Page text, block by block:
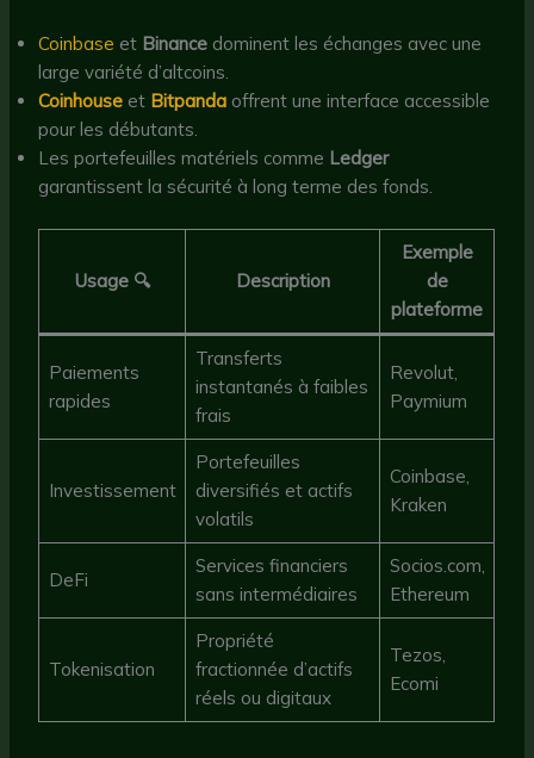
Coinbase et Binance dominent les échanges avec une
large variété d’altcoins.
Coinhouse et Bitpanda offrent une interface accessible
pour les débutants.
Les portefeuilles matériels comme Ledger
garantissent la sécurité à long terme des fonds.
Usage 🔍 Description
Exemple
de
plateforme
Paiements
rapides
Transferts
instantanés à faibles
frais
Revolut,
Paymium
Investissement
Portefeuilles
diversifiés et actifs
volatils
Coinbase,
Kraken
DeFi
Services financiers
sans intermédiaires
Socios.com,
Ethereum
Tokenisation
Propriété
fractionnée d’actifs
réels ou digitaux
Tezos,
Ecomi